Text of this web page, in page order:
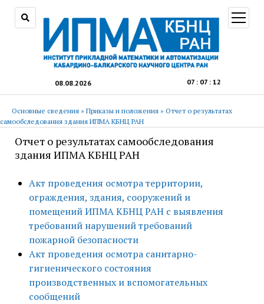
08.08.2026 07 : 07 : 13
меню
Основные сведения » Приказы и положения » Отчет о результатах
самообследования здания ИПМА КБНЦ РАН
Отчет о результатах самообследования
здания ИПМА КБНЦ РАН
Акт проведения осмотра территории,
ограждения, здания, сооружений и
помещений ИПМА КБНЦ РАН с выявления
требований нарушений требований
пожарной безопасности
Акт проведения осмотра санитарно-
гигиенического состояния
производственных и вспомогательных
сообщений